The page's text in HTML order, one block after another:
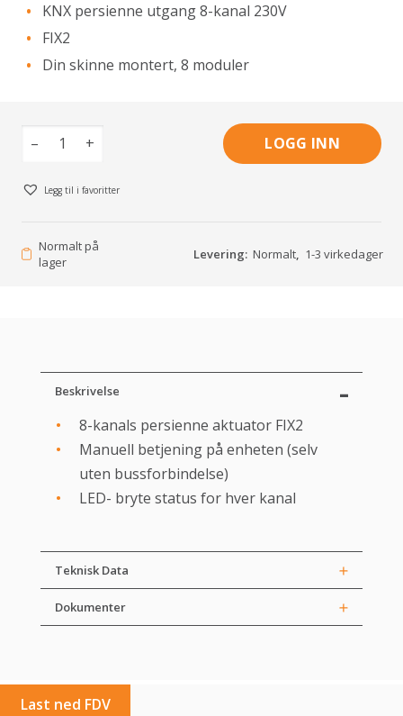
KNX persienne utgang 8-kanal 230V
FIX2
Din skinne montert, 8 moduler
– + LOGG INN
Legg til i favoritter
Normalt på
lager
Levering: Normalt, 1-3 virkedager
Beskrivelse
8-kanals persienne aktuator FIX2
Manuell betjening på enheten (selv
uten bussforbindelse)
LED- bryte status for hver kanal
Teknisk Data
Dokumenter
Last ned FDV